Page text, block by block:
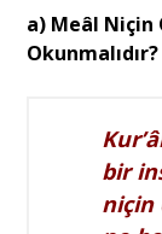
a) Meâl Niçin
Okunmalıdır?
bir
niçin